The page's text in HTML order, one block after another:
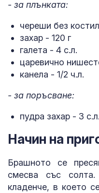
- за плънката:
череши без
захар - 120 г
галета - 4 с.л.
царевично
канела - 1/2 ч.л.
- за поръсване:
пудра захар - 3 с.л.
Начин на
Брашното се
смесва със
кладенче, в което